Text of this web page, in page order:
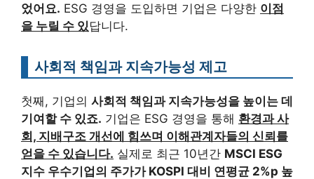
었어요. ESG 경영을 도입하면 기업은 다양한 이점
을 누릴 수 있 답니다.
사회적 책임과 지속가능성 제고
첫째, 기업의 사회적 책임과 지속가능성을 높이는 데
기여할 수 있죠. 기업은 ESG 경영을 통해 환경과 사
회, 지배구조 개선에 힘쓰며 이해관계자들의 신뢰를
얻을 수 있습니다. 실제로 최근 10년간 MSCI ESG
지수 우수기업의 주가가 KOSPI 대비 연평균 2%p 높